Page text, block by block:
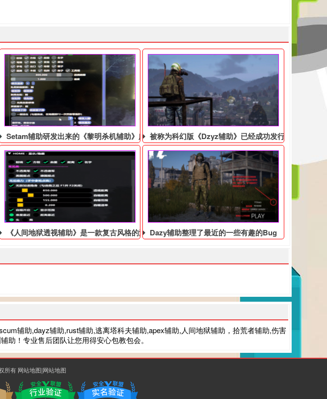
在steam辅助上推出体验
Setam辅助研发出来的《黎明杀机辅助》广受好评被称为科幻版《Dzyz辅助​》已经成功发行
常流行
《人间地狱透视辅助》是一款复古风格的游戏辅助Dazy辅助整理了最近的一些有趣的Bug
辅助,dayz辅助,rust辅助,逃离塔科夫辅助,apex辅助,人间地狱辅助，拾荒者辅助,伤害
助！专业售后团队让您用得安心包教包会。
所有 网站地图|网站地图